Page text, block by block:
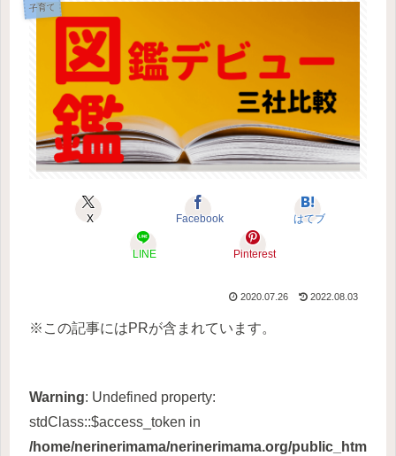
子育て
X Facebook はてブ
LINE Pinterest
2020.07.26 2022.08.03
※この記事にはPRが含まれています。
Warning: Undefined property:
stdClass::$access_token in
/home/nerinerimama/nerinerimama.org/public_htm